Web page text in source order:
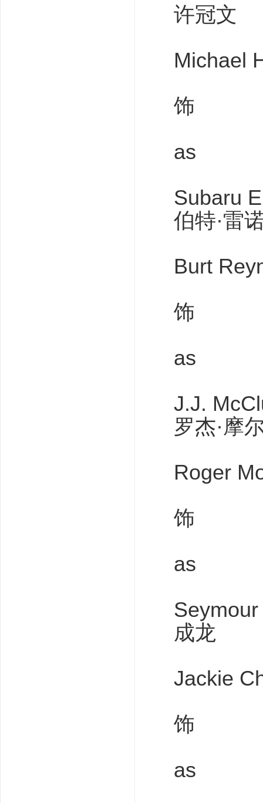
许冠文
Michael
饰
as
Subaru
伯特·雷
Burt
饰
as
J.J.
罗杰·摩
Roger
饰
as
成龙
Jackie
饰
as